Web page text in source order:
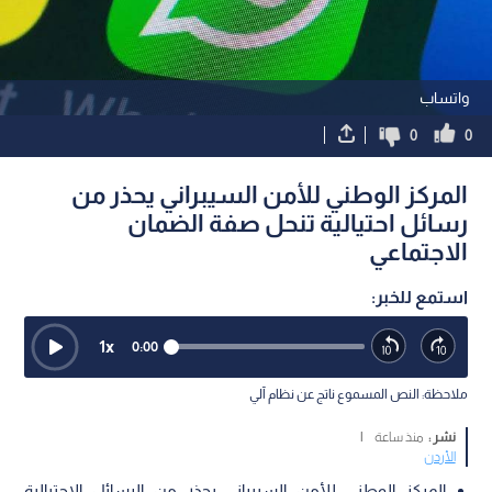
واتساب
0
0
المركز الوطني للأمن السيبراني يحذر من
رسائل احتيالية تنحل صفة الضمان
الاجتماعي
استمع للخبر:
0:00
1x
ملاحظة: النص المسموع ناتج عن نظام آلي
نشر : منذ ساعة
|
الأردن